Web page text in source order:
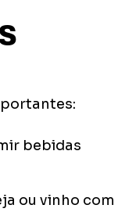
bebidas
ou vinho com